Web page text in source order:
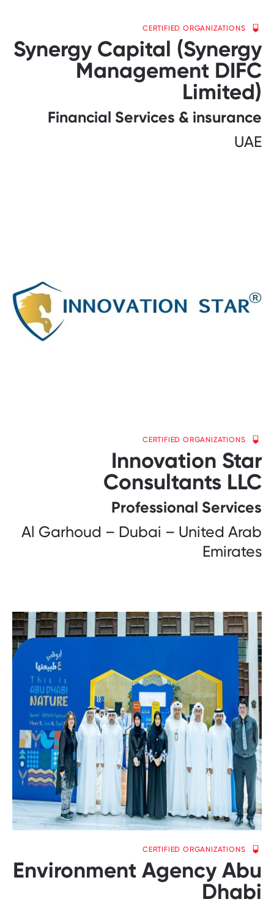
CERTIFIED ORGANIZATIONS
Synergy Capital (Synergy
Management DIFC
Limited)
Financial Services & insurance
UAE
CERTIFIED ORGANIZATIONS
Innovation Star
Consultants LLC
Professional Services
Al Garhoud – Dubai – United Arab
Emirates
CERTIFIED ORGANIZATIONS
Environment Agency Abu
Dhabi